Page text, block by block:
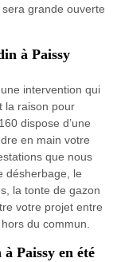
grande ouverte
à Paissy
intervention qui
la raison pour
dispose d’une
en main votre
que nous
désherbage, le
la tonte de gazon
votre projet entre
du commun.
Paissy en été